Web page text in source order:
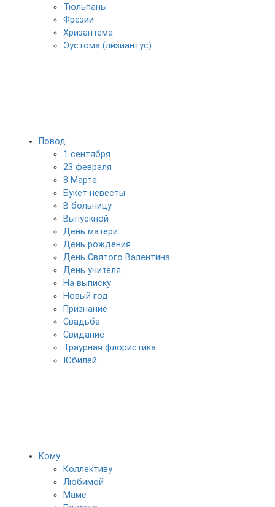
Тюльпаны
Фрезии
Хризантема
Эустома (лизиантус)
Повод
1 сентября
23 февраля
8 Марта
Букет невесты
В больницу
Выпускной
День матери
День рождения
День Святого Валентина
День учителя
На выписку
Новый год
Признание
Свадьба
Свидание
Траурная флористика
Юбилей
Кому
Коллективу
Любимой
Маме